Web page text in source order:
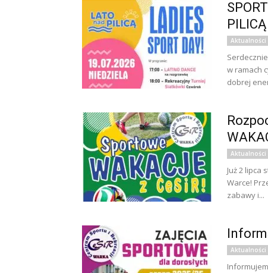
PILICĄ
Aktualności
w ramach
dobrej
Aktualności
Już 2 lipca
Warce!
zabawy i...
Aktualności